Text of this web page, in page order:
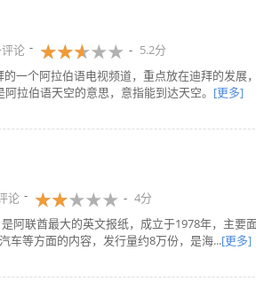
论
5.2分
一个阿拉伯语电视频道，重点放在迪拜的发展
拉伯语天空的意思，意指能到达天空。 [更多]
论
4分
阿联酋最大的英文报纸，成立于1978年，主要
车等方面的内容，发行量约8万份，是海...[更多]